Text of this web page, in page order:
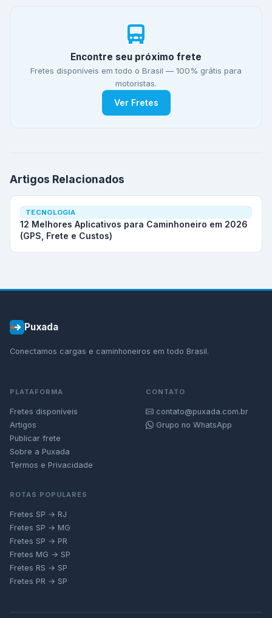
Encontre seu próximo frete
Fretes disponíveis em todo o Brasil — 100% grátis para
motoristas.
Ver Fretes
Artigos Relacionados
TECNOLOGIA
12 Melhores Aplicativos para Caminhoneiro em 2026
(GPS, Frete e Custos)
Puxada
Conectamos cargas e caminhoneiros em todo Brasil.
PLATAFORMA
Fretes disponíveis
Artigos
Publicar frete
Sobre a Puxada
Termos e Privacidade
CONTATO
contato@puxada.com.br
Grupo no WhatsApp
ROTAS POPULARES
Fretes SP → RJ
Fretes SP → MG
Fretes SP → PR
Fretes MG → SP
Fretes RS → SP
Fretes PR → SP